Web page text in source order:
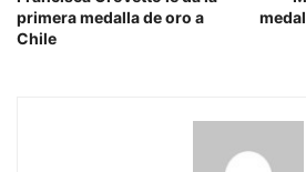
primera medalla de oro a
Chile